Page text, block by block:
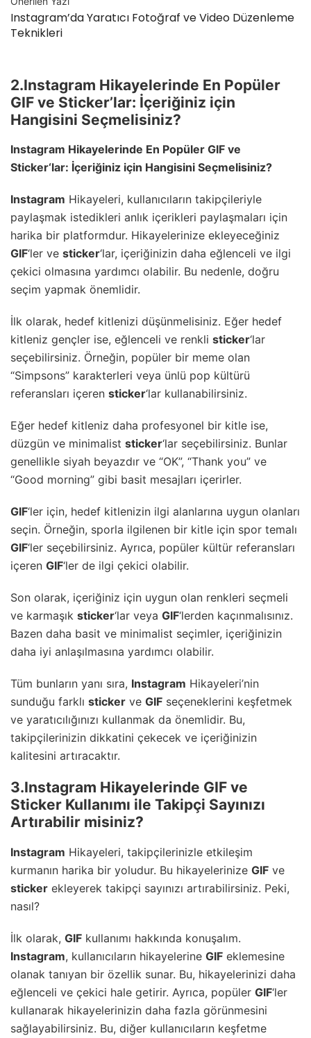
Instagram’da Yaratıcı Fotoğraf ve Video Düzenleme
Teknikleri
2.Instagram Hikayelerinde En Popüler
GIF ve Sticker’lar: İçeriğiniz için
Hangisini Seçmelisiniz?
Instagram Hikayelerinde En Popüler GIF ve
Sticker‘lar: İçeriğiniz için Hangisini Seçmelisiniz?
Instagram Hikayeleri, kullanıcıların takipçileriyle
paylaşmak istedikleri anlık içerikleri paylaşmaları için
harika bir platformdur. Hikayelerinize ekleyeceğiniz
GIF‘ler ve sticker‘lar, içeriğinizin daha eğlenceli ve ilgi
çekici olmasına yardımcı olabilir. Bu nedenle, doğru
seçim yapmak önemlidir.
İlk olarak, hedef kitlenizi düşünmelisiniz. Eğer hedef
kitleniz gençler ise, eğlenceli ve renkli sticker‘lar
seçebilirsiniz. Örneğin, popüler bir meme olan
“Simpsons” karakterleri veya ünlü pop kültürü
referansları içeren sticker‘lar kullanabilirsiniz.
Eğer hedef kitleniz daha profesyonel bir kitle ise,
düzgün ve minimalist sticker‘lar seçebilirsiniz. Bunlar
genellikle siyah beyazdır ve “OK”, “Thank you” ve
“Good morning” gibi basit mesajları içerirler.
GIF‘ler için, hedef kitlenizin ilgi alanlarına uygun olanları
seçin. Örneğin, sporla ilgilenen bir kitle için spor temalı
GIF‘ler seçebilirsiniz. Ayrıca, popüler kültür referansları
içeren GIF‘ler de ilgi çekici olabilir.
Son olarak, içeriğiniz için uygun olan renkleri seçmeli
ve karmaşık sticker‘lar veya GIF‘lerden kaçınmalısınız.
Bazen daha basit ve minimalist seçimler, içeriğinizin
daha iyi anlaşılmasına yardımcı olabilir.
Tüm bunların yanı sıra, Instagram Hikayeleri’nin
sunduğu farklı sticker ve GIF seçeneklerini keşfetmek
ve yaratıcılığınızı kullanmak da önemlidir. Bu,
takipçilerinizin dikkatini çekecek ve içeriğinizin
kalitesini artıracaktır.
3.Instagram Hikayelerinde GIF ve
Sticker Kullanımı ile Takipçi Sayınızı
Artırabilir misiniz?
Instagram Hikayeleri, takipçilerinizle etkileşim
kurmanın harika bir yoludur. Bu hikayelerinize GIF ve
sticker ekleyerek takipçi sayınızı artırabilirsiniz. Peki,
nasıl?
İlk olarak, GIF kullanımı hakkında konuşalım.
Instagram, kullanıcıların hikayelerine GIF eklemesine
olanak tanıyan bir özellik sunar. Bu, hikayelerinizi daha
eğlenceli ve çekici hale getirir. Ayrıca, popüler GIF‘ler
kullanarak hikayelerinizin daha fazla görünmesini
sağlayabilirsiniz. Bu, diğer kullanıcıların keşfetme